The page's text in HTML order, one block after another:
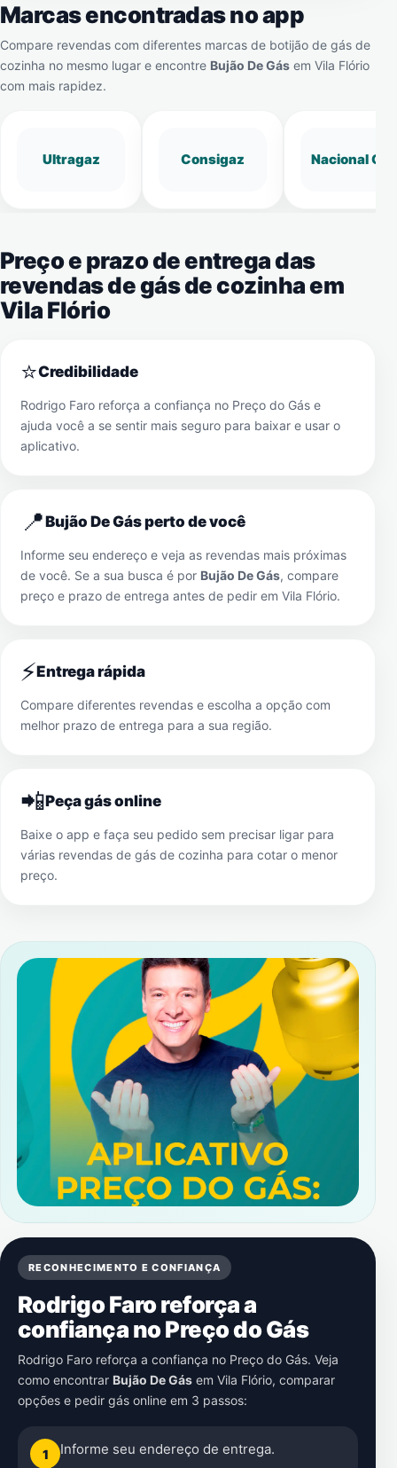
Marcas encontradas no app
Compare revendas com diferentes marcas de botijão de gás de
cozinha no mesmo lugar e encontre Bujão De Gás em Vila Flório
com mais rapidez.
Ultragaz Consigaz Nacional Gás
Preço e prazo de entrega das
revendas de gás de cozinha em
Vila Flório
⭐Credibilidade
Rodrigo Faro reforça a confiança no Preço do Gás e
ajuda você a se sentir mais seguro para baixar e usar o
aplicativo.
📍Bujão De Gás perto de você
Informe seu endereço e veja as revendas mais próximas
de você. Se a sua busca é por Bujão De Gás, compare
preço e prazo de entrega antes de pedir em Vila Flório.
⚡Entrega rápida
Compare diferentes revendas e escolha a opção com
melhor prazo de entrega para a sua região.
📲Peça gás online
Baixe o app e faça seu pedido sem precisar ligar para
várias revendas de gás de cozinha para cotar o menor
preço.
RECONHECIMENTO E CONFIANÇA
Rodrigo Faro reforça a
confiança no Preço do Gás
Rodrigo Faro reforça a confiança no Preço do Gás. Veja
como encontrar Bujão De Gás em Vila Flório, comparar
opções e pedir gás online em 3 passos:
1 Informe seu endereço de entrega.